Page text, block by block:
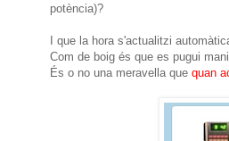
potència)?
I que la hora s'actualitzi
Com de boig és que es pugui
És o no una meravella que quan